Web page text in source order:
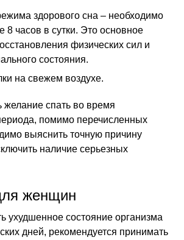
здорового сна – необходимо
8 часов в сутки. Это основное
физических сил и
состояния.
на свежем воздухе.
спать во время
помимо перечисленных
выяснить точную причину
наличие серьезных
женщин
ухудшенное состояние организма
дней, рекомендуется принимать